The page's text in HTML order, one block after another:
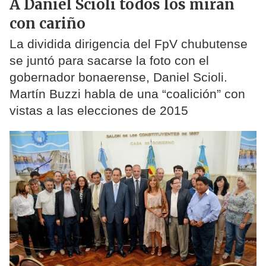
A Daniel Scioli todos los miran
con cariño
La dividida dirigencia del FpV chubutense
se juntó para sacarse la foto con el
gobernador bonaerense, Daniel Scioli.
Martín Buzzi habla de una “coalición” con
vistas a las elecciones de 2015